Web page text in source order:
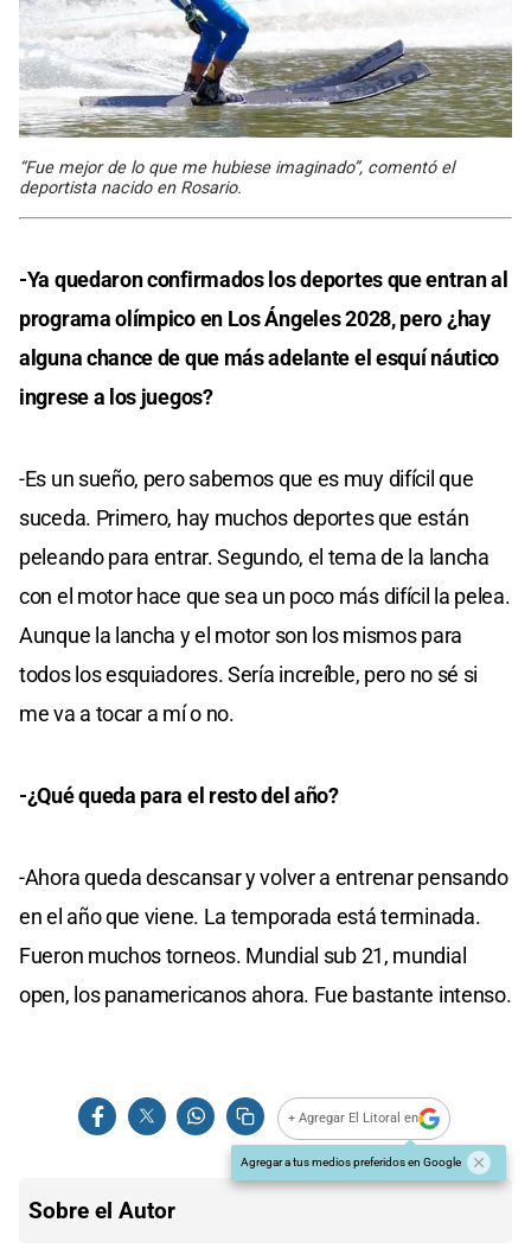
“Fue mejor de lo que me hubiese imaginado”, comentó el
deportista nacido en Rosario.
-Ya quedaron confirmados los deportes que entran al
programa olímpico en Los Ángeles 2028, pero ¿hay
alguna chance de que más adelante el esquí náutico
ingrese a los juegos?
-Es un sueño, pero sabemos que es muy difícil que
suceda. Primero, hay muchos deportes que están
peleando para entrar. Segundo, el tema de la lancha
con el motor hace que sea un poco más difícil la pelea.
Aunque la lancha y el motor son los mismos para
todos los esquiadores. Sería increíble, pero no sé si
me va a tocar a mí o no.
-¿Qué queda para el resto del año?
-Ahora queda descansar y volver a entrenar pensando
en el año que viene. La temporada está terminada.
Fueron muchos torneos. Mundial sub 21, mundial
open, los panamericanos ahora. Fue bastante intenso.
+ Agregar El Litoral en
Agregar a tus medios preferidos en Google
Sobre el Autor